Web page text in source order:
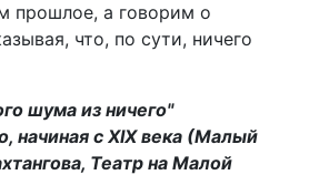
прошлое, а говорим о
что, по сути, ничего
шума из ничего"
начиная с XIX века (Малый
Театр на Малой